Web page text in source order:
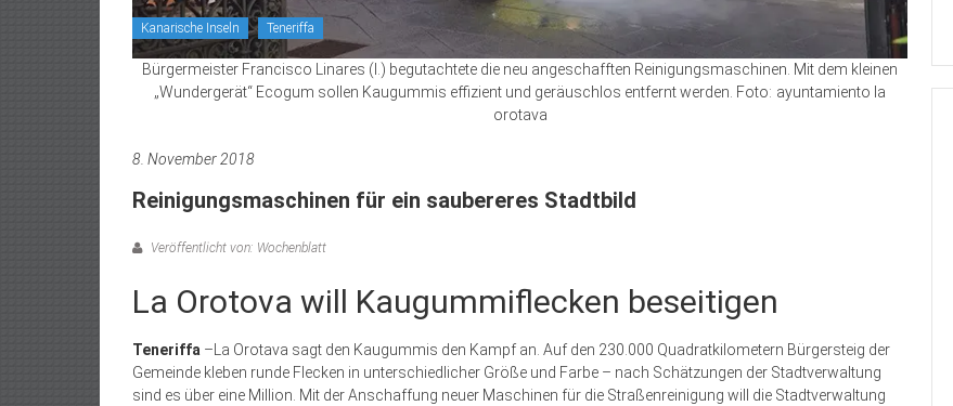
Kanarische Inseln Teneriffa
Bürgermeister Francisco Linares (l.) begutachtete die neu angeschafften Reinigungsmaschinen. Mit dem kleinen
„Wundergerät“ Ecogum sollen Kaugummis effizient und geräuschlos entfernt werden. Foto: ayuntamiento la
orotava
8. November 2018
Reinigungsmaschinen für ein saubereres Stadtbild
Veröffentlicht von: Wochenblatt
La Orotova will Kaugummiflecken beseitigen
Teneriffa –La Orotava sagt den Kaugummis den Kampf an. Auf den 230.000 Quadratkilometern Bürgersteig der
Gemeinde kleben runde Flecken in unterschiedlicher Größe und Farbe – nach Schätzungen der Stadtverwaltung
sind es über eine Million. Mit der Anschaffung neuer Maschinen für die Straßenreinigung will die Stadtverwaltung